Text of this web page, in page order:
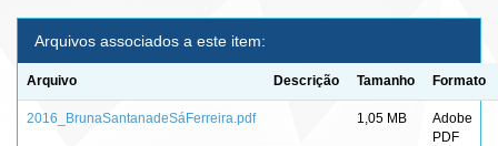
Arquivos associados a este item:
Arquivo Descrição Tamanho Formato
2016_BrunaSantanadeSáFerreira.pdf 1,05 MB
Adobe
PDF